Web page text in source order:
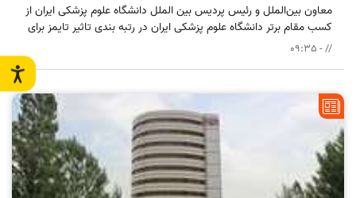
// - 09:35
معاون بین‌الملل و رئیس پردیس بین الملل دانشگاه علوم پزشکی ایران از
کسب مقام برتر دانشگاه علوم پزشکی ایران در رتبه بندی تاثیر تایمز برای
پنجمین سال متوالی خبر داد.